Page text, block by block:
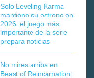
Solo Leveling Karma
mantiene su estreno en
2026: el juego más
importante de la serie
prepara noticias
No mires arriba en
Beast of Reincarnation: